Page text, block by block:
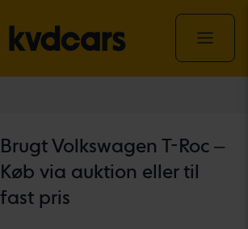
Brugt Volkswagen T-Roc –
Køb via auktion eller til
fast pris